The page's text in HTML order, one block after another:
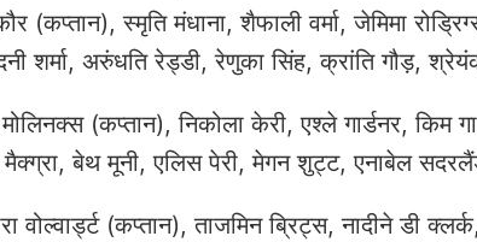
(कप्तान), स्मृति मंधाना, शैफाली वर्मा, जेमिमा
शर्मा, अरुंधति रेड्डी, रेणुका सिंह, क्रांति गौड़,
(कप्तान), निकोला केरी, एश्ले गार्डनर, किम
बेथ मूनी, एलिस पेरी, मेगन शुट्ट, एनाबेल
वोल्वार्ड्ट (कप्तान), ताजमिन ब्रिट्स, नादीने डी